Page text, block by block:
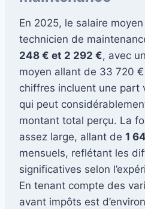
En 2025, le salaire
technicien de
248 € et 2 292 €, avec
moyen allant de 33 720
chiffres incluent une part
qui peut
montant total perçu. La
assez large, allant de 1
mensuels, reflétant les
significatives selon
En tenant compte des
avant impôts est d’environ